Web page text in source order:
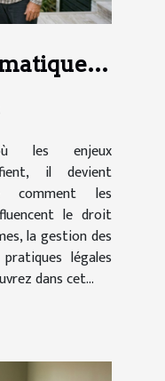
les enjeux
il devient
comment les
le droit
la gestion des
légales
dans cet...